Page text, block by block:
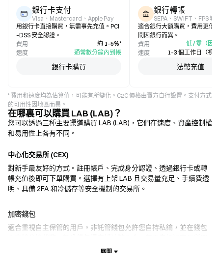
銀行卡支付
Visa、Mastercard、Apple Pay
用銀行卡直接購買，無需事先充值。PCI
–DSS 安全認證。
費用
約 1–5%*
速度
通常數分鐘內到帳
銀行卡購買
銀行轉帳
SEPA、SWIFT、FPS 等
適合銀行大額購買，費用更低
間因銀行而異。
費用
低 / 零（因
速度
1–3 個工作日（視
法幣充值
* 費用和速度均為估算值，可能有所變化。C2C 價格由賣方自行設置。支付方式
的可用性因地區而異。
在哪裏可以購買 LAB (LAB)？
您可以透過三種主要渠道購買 LAB (LAB)，它們在速度、資產控制權
和易用性上各有不同。
中心化交易所 (CEX)
對新手最友好的方式。註冊帳戶、完成身分認證、透過銀行卡或轉
帳充值後即可下單購買。選擇有上架 LAB 且交易量充足、手續費透
明、具備 2FA 和冷儲存等安全機制的交易所。
加密錢包
適合重視自主保管的用戶。非託管錢包允許您自持私鑰，並在錢包
可使用信用卡購買 LAB。務必備份助記詞，並在確認任何交易前核